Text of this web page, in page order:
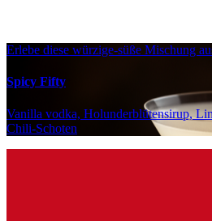
Erlebe diese würzige-süße Mischung
Spicy Fifty
Vanilla vodka, Holunderblütensirup,
Chili-Schoten